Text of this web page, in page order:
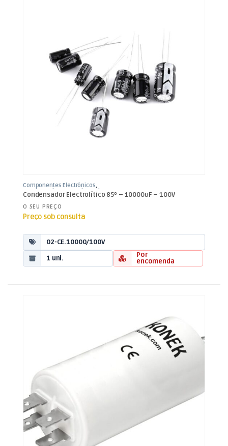
Componentes Electrónicos,
Condensadores
,Condensadores
Electrolíticos
Condensador Electrolítico 85º – 10000uF – 100V
O SEU PREÇO
Preço sob consulta
02-CE.10000/100V
1 uni.
Por
encomenda